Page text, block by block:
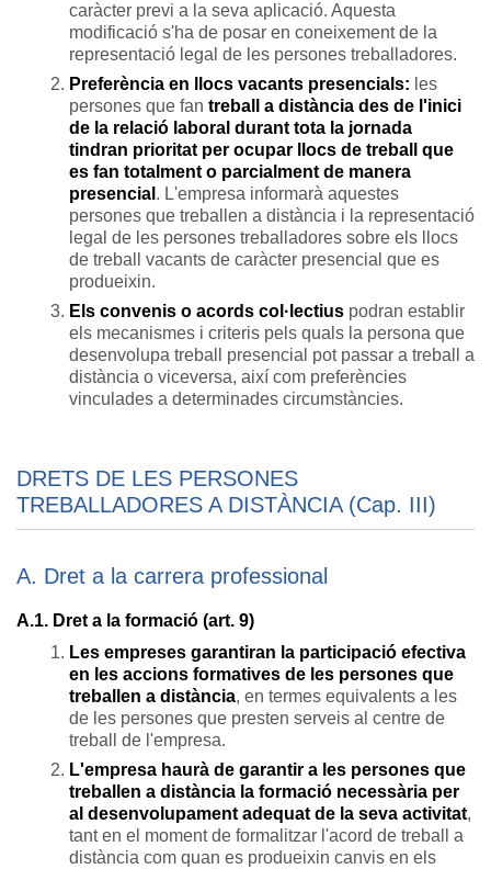
caràcter previ a la seva aplicació. Aquesta
modificació s'ha de posar en coneixement de la
representació legal de les persones treballadores.
Preferència en llocs vacants presencials: les
persones que fan treball a distància des de l'inici
de la relació laboral durant tota la jornada
tindran prioritat per ocupar llocs de treball que
es fan totalment o parcialment de manera
presencial . L'empresa informarà aquestes
persones que treballen a distància i la representació
legal de les persones treballadores sobre els llocs
de treball vacants de caràcter presencial que es
produeixin.
Els convenis o acords col·lectius podran establir
els mecanismes i criteris pels quals la persona que
desenvolupa treball presencial pot passar a treball a
distància o viceversa, així com preferències
vinculades a determinades circumstàncies.
DRETS DE LES PERSONES
TREBALLADORES A DISTÀNCIA (Cap. III)
A. Dret a la carrera professional
A.1. Dret a la formació (art. 9)
Les empreses garantiran la participació efectiva
en les accions formatives de les persones que
treballen a distància, en termes equivalents a les
de les persones que presten serveis al centre de
treball de l'empresa.
L'empresa haurà de garantir a les persones que
treballen a distància la formació necessària per
al desenvolupament adequat de la seva activitat,
tant en el moment de formalitzar l'acord de treball a
distància com quan es produeixin canvis en els